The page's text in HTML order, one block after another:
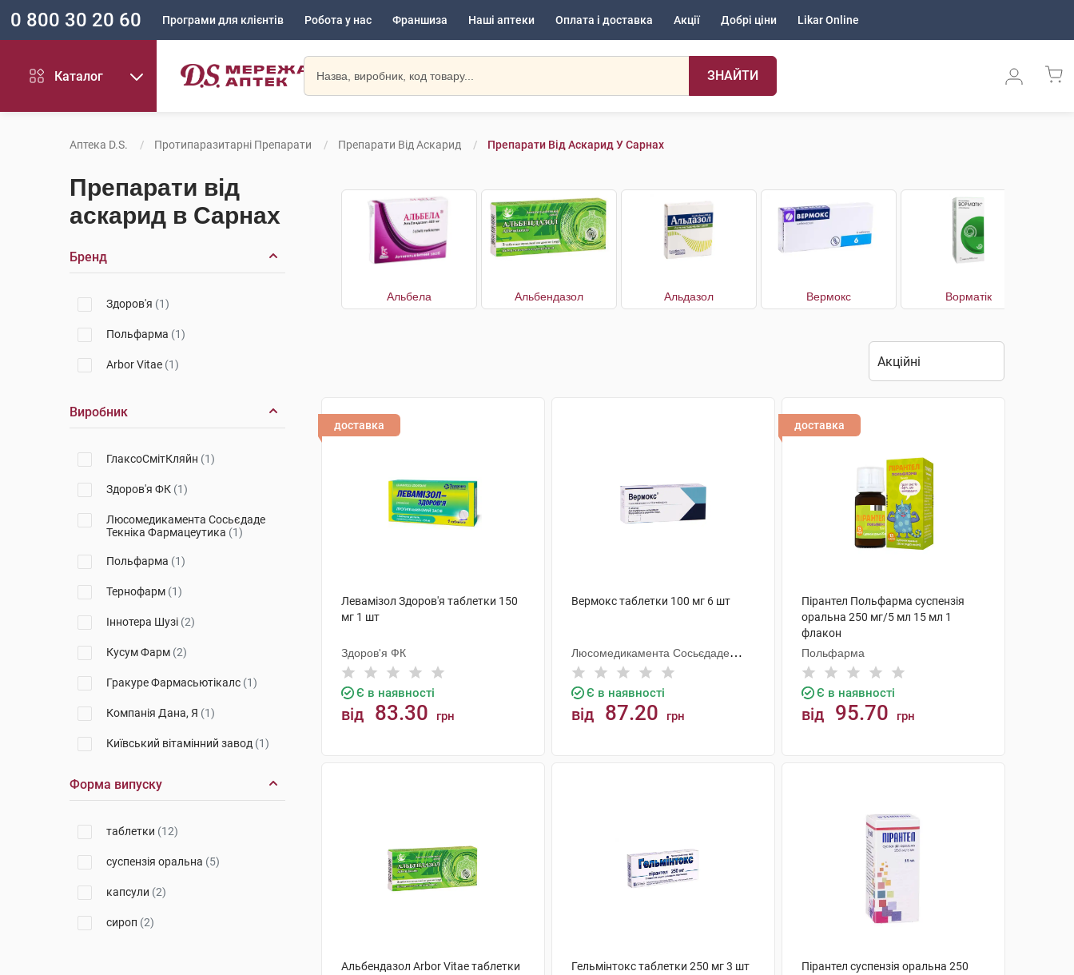
0 800 30 20 60 Програми для клієнтів Робота у нас Франшиза Наші аптеки Оплата і доставка Акції Добрі ціни Likar Online
Каталог ЗНАЙТИ
Аптека D.S. Протипаразитарні Препарати Препарати Від Аскарид Препарати Від Аскарид У Сарнах
Препарати від
аскарид в Сарнах
Бренд
Здоров'я (1)
Польфарма (1)
Arbor Vitae (1)
Виробник
ГлаксоСмітКляйн (1)
Здоров'я ФК (1)
Люсомедикамента Сосьєдаде
Текніка Фармацеутика (1)
Польфарма (1)
Тернофарм (1)
Іннотера Шузі (2)
Кусум Фарм (2)
Гракуре Фармасьютікалс (1)
Компанія Дана, Я (1)
Київський вітамінний завод (1)
Фармаклер(1)
Мепро Фармасьютикалс Пріват
Форма випуску
таблетки (12)
суспензія оральна (5)
капсули (2)
сироп (2)
Альбела Альбендазол Альдазол Вермокс Ворматік
доставка
Левамізол Здоров'я таблетки 150
мг 1 шт
Здоров'я ФК
Є в наявності
від 83.30 грн
Вермокс таблетки 100 мг 6 шт
Люсомедикамента Сосьєдаде
Текніка Фармацеутика
Є в наявності
від 87.20 грн
доставка
Пірантел Польфарма суспензія
оральна 250 мг/5 мл 15 мл 1
флакон
Польфарма
Є в наявності
від 95.70 грн
Альбендазол Arbor Vitae таблетки
Гельмінтокс таблетки 250 мг 3 шт
Пірантел суспензія оральна 250